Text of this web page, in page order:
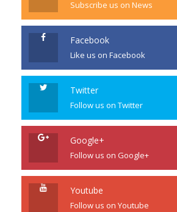
Subscribe us on News
Facebook
Like us on Facebook
Twitter
Follow us on Twitter
Google+
Follow us on Google+
Youtube
Follow us on Youtube